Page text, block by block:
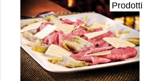
Prodotti